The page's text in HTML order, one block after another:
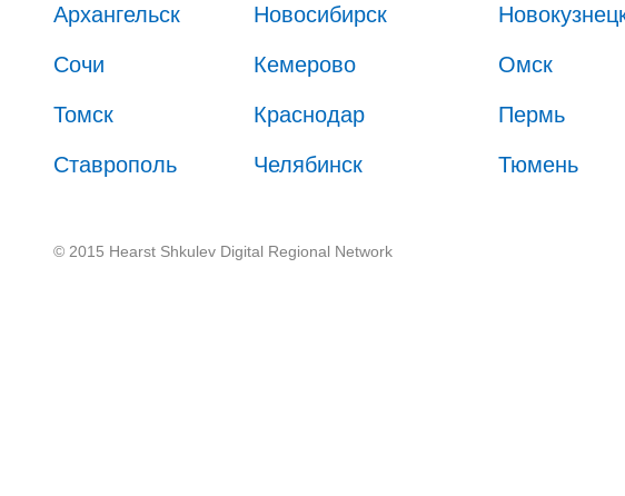
Архангельск Новосибирск
Сочи Кемерово Омск
Томск Краснодар Пермь
Ставрополь Челябинск Тюмень
© 2015 Hearst Shkulev Digital Regional Network